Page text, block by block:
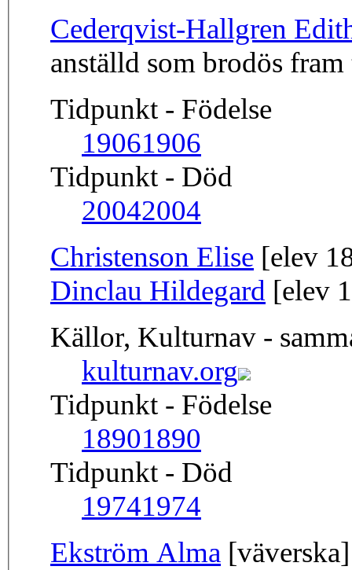
Cederqvist-Hallgren
anställd som brodös
Tidpunkt - Födelse
19061906
Tidpunkt - Död
20042004
Christenson Elise [elev
Dinclau Hildegard [elev
Källor, Kulturnav -
kulturnav.org
Tidpunkt - Födelse
18901890
Tidpunkt - Död
19741974
Ekström Alma [väverska]